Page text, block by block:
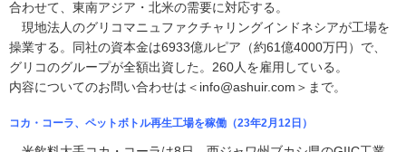
合わせて、東南アジア・北米の需要に対応する。
現地法人のグリコマニュファクチャリングインドネシアが工場を
操業する。同社の資本金は6933億ルピア（約61億4000万円）で、
グリコのグループが全額出資した。260人を雇用している。
内容についてのお問い合わせは＜info@ashuir.com＞まで。
コカ・コーラ、ペットボトル再生工場を稼働（23年2月12日）